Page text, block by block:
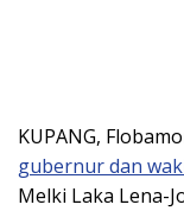
KUPANG,
gubernur dan
Melki Laka Lena-